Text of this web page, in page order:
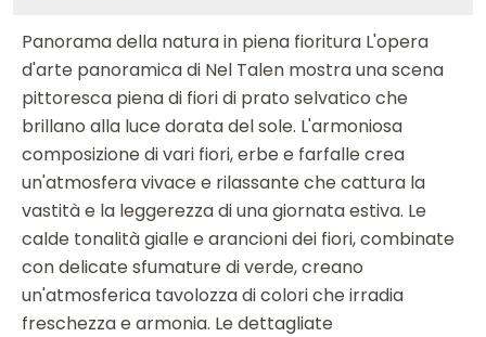
Panorama della natura in piena fioritura L'opera
d'arte panoramica di Nel Talen mostra una scena
pittoresca piena di fiori di prato selvatico che
brillano alla luce dorata del sole. L'armoniosa
composizione di vari fiori, erbe e farfalle crea
un'atmosfera vivace e rilassante che cattura la
vastità e la leggerezza di una giornata estiva. Le
calde tonalità gialle e arancioni dei fiori, combinate
con delicate sfumature di verde, creano
un'atmosferica tavolozza di colori che irradia
freschezza e armonia. Le dettagliate